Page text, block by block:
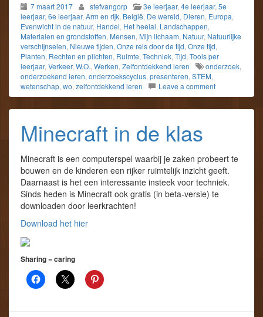
7 maart 2017 stefvangorp 3e leerjaar, 4e leerjaar, 5e
leerjaar, 6e leerjaar, Arm en rijk, België, De wereld, Dieren, Europa,
Evenwicht in de natuur, Handel, Het heelal, Landschappen,
Materialen en grondstoffen, Mensen, Mijn lichaam, Natuur, Natuurlijke
verschijnselen, Nieuwe tijden, Onze reis door de tijd, Onze tijd,
Planten, Rechten en plichten, Ruimte, Techniek, Tijd, Tools per
leerjaar, Verkeer, W.O., Werken, Zelfontdekkend leren onderzoek,
onderzoekend leren, onderzoekscyclus, presenteren, STEM,
wetenschap, wo, zelfontdekkend leren Leave a comment
Minecraft in de klas
Minecraft is een computerspel waarbij je zaken probeert te
bouwen en de kinderen een rijker ruimtelijk inzicht geeft.
Daarnaast is het een interessante insteek voor techniek.
Sinds heden is Minecraft ook gratis (in beta-versie) te
downloaden door leerkrachten!
Download het hier
Sharing = caring